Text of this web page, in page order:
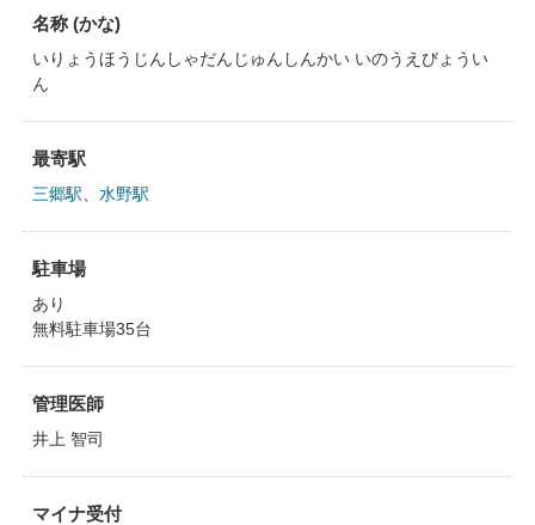
名称 (かな)
いりょうほうじんしゃだんじゅんしんかい いのうえびょうい
ん
最寄駅
三郷駅 水野駅
駐車場
あり
無料駐車場35台
管理医師
井上 智司
マイナ受付